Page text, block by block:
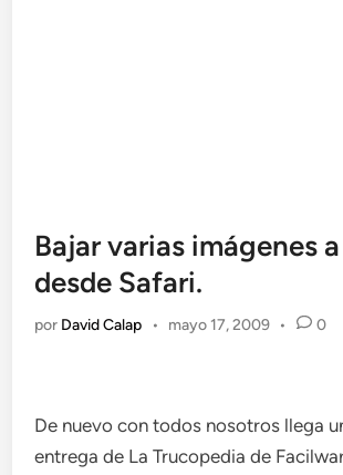
Bajar varias imágenes
desde Safari.
por David Calap • mayo 17, 2009 • 0
De nuevo con todos nosotros llega
entrega de La Trucopedia de